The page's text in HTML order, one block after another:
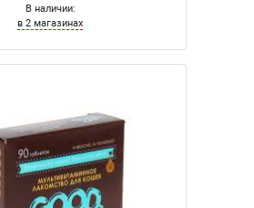
В наличии:
в 2 магазинах